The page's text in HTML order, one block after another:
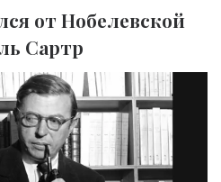
от Нобелевской
Сартр